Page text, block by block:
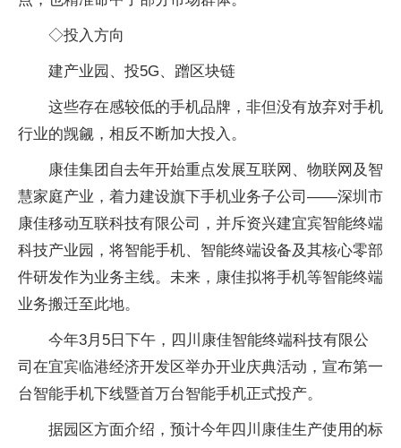
◇投入方向
建产业园、投5G、蹭区块链
这些存在感较低的手机品牌，非但没有放弃对手机
行业的觊觎，相反不断加大投入。
康佳集团自去年开始重点发展互联网、物联网及智
慧家庭产业，着力建设旗下手机业务子公司——深圳市
康佳移动互联科技有限公司，并斥资兴建宜宾智能终端
科技产业园，将智能手机、智能终端设备及其核心零部
件研发作为业务主线。未来，康佳拟将手机等智能终端
业务搬迁至此地。
今年3月5日下午，四川康佳智能终端科技有限公
司在宜宾临港经济开发区举办开业庆典活动，宣布第一
台智能手机下线暨首万台智能手机正式投产。
据园区方面介绍，预计今年四川康佳生产使用的标